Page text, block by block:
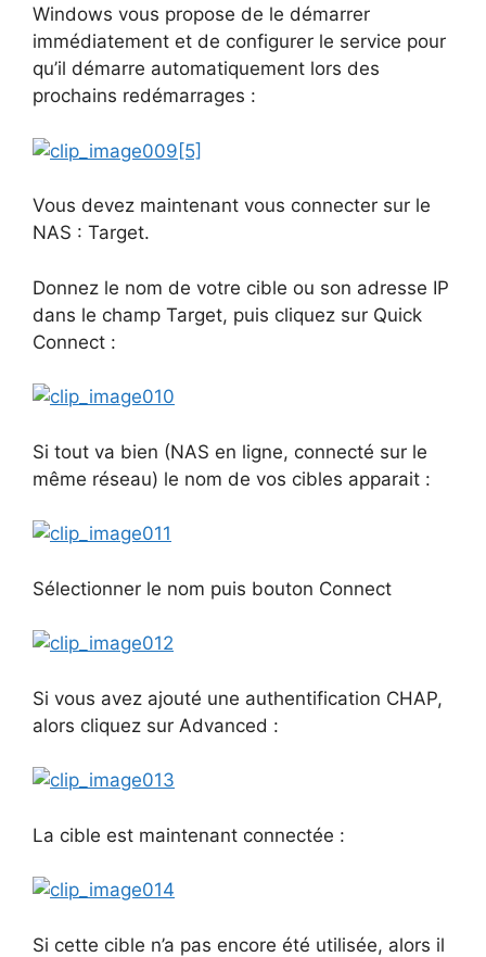
Windows vous propose de le démarrer
immédiatement et de configurer le service pour
qu’il démarre automatiquement lors des
prochains redémarrages :
Vous devez maintenant vous connecter sur le
NAS : Target.
Donnez le nom de votre cible ou son adresse IP
dans le champ Target, puis cliquez sur Quick
Connect :
Si tout va bien (NAS en ligne, connecté sur le
même réseau) le nom de vos cibles apparait :
Sélectionner le nom puis bouton Connect
Si vous avez ajouté une authentification CHAP,
alors cliquez sur Advanced :
La cible est maintenant connectée :
Si cette cible n’a pas encore été utilisée, alors il